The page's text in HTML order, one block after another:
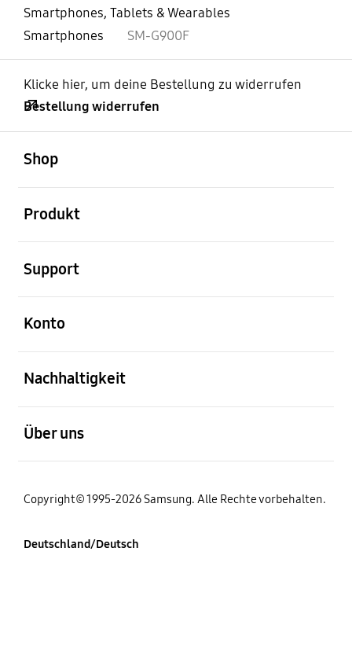
Smartphones, Tablets & Wearables
Smartphones
SM-G900F
Klicke hier, um deine Bestellung zu widerrufen
Bestellung widerrufen
Shop
Produkt
Support
Konto
Nachhaltigkeit
Über uns
Copyright© 1995-2026 Samsung. Alle Rechte vorbehalten.
Deutschland/Deutsch